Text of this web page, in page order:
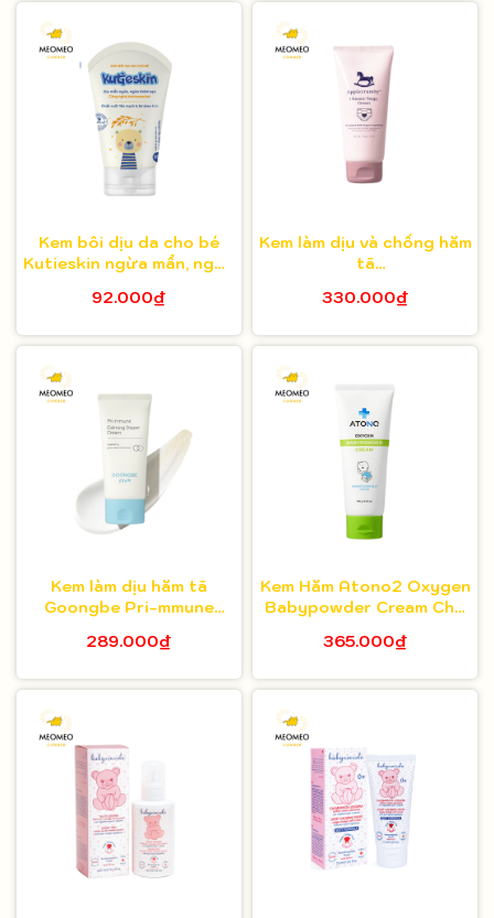
Kem bôi dịu da cho bé
Kutieskin ngừa mẩn, ngứa
92.000₫
Kem làm dịu và chống hăm
tã
Cream 50ml
330.000₫
Kem làm dịu hăm tã
Goongbe Pri-mmune
80ml
289.000₫
Kem Hăm Atono2 Oxygen
Babypowder Cream Cho
365.000₫